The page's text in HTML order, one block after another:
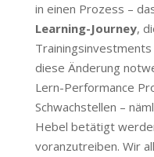
in einen Prozess –
Learning-Journey,
diese Änderung
Lern-Performance
Schwachstellen –
Hebel betätigt
voranzutreiben. Wir